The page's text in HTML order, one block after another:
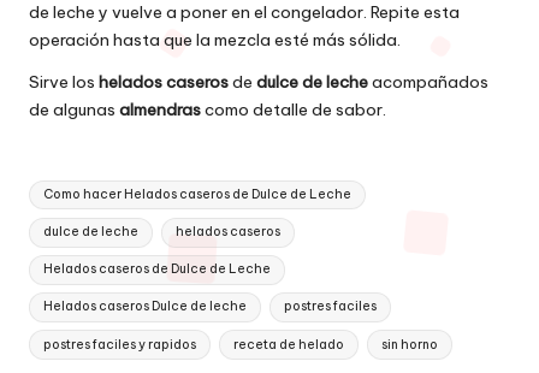
de leche y vuelve a poner en el congelador. Repite esta
operación hasta que la mezcla esté más sólida.
Sirve los helados caserosde dulce de lecheacompañados
de algunas almendrascomo detalle de sabor.
Etiquetas:
Como hacer Helados caseros de Dulce de Leche
dulce de leche helados caseros
Helados caseros de Dulce de Leche
Helados caseros Dulce de leche postres faciles
postres faciles y rapidos receta de helado sin horno